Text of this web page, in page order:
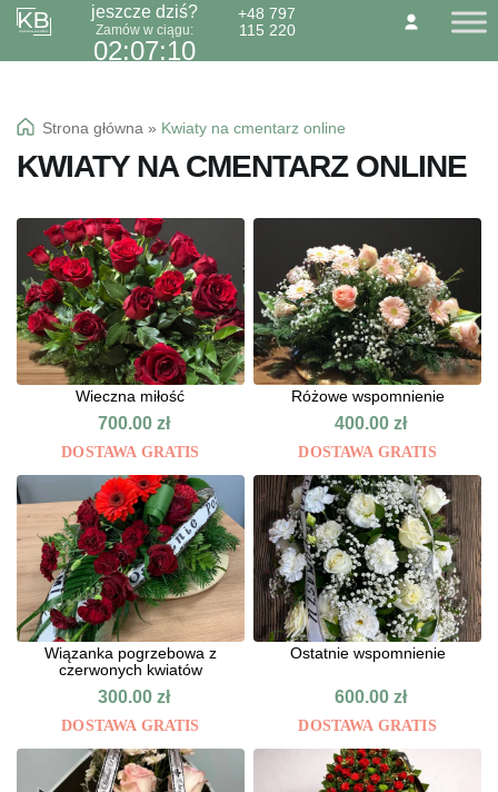
O NAS KONTAKTBLOG
Przejdź
do
Przejdź
do
jeszcze dziś?
Zamów w ciągu:
02:07:10
+48 797
115 220
Dzień Babci 21.01
Kwiaty
Kolorowa gipsówka
Wiązanki pogrzebowe
Strona główna » Kwiaty na cmentarz online
KWIATY NA CMENTARZ ONLINE
Wieczna miłość
700.00 zł
DOSTAWA GRATIS
Różowe wspomnienie
400.00zł
DOSTAWA GRATIS
Wiązanka pogrzebowa z
czerwonych kwiatów
300.00 zł
DOSTAWA GRATIS
Ostatnie wspomnienie
600.00zł
DOSTAWA GRATIS